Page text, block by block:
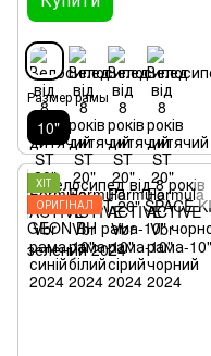
Размер рамы
10"
ХІТ
ОРИГІНАЛ